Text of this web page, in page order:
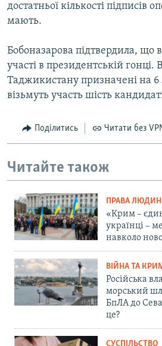
достатньої кількості підписів
мають.
Бобоназарова підтвердила, що
участі в президентській
Таджикистану призначені на
візьмуть участь шість
Поділитись Читати без
Читайте також
ПРАВА
«Крим –
українці –
навколо
ВІЙНА ТА
Російська
морський
БпЛА до
це?
СУСПІЛЬСТВО